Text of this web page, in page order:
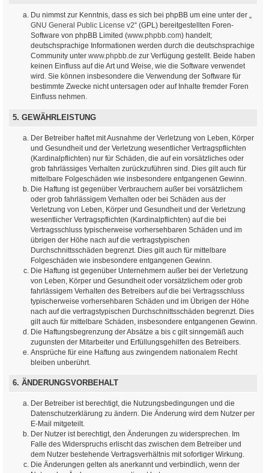
Du nimmst zur Kenntnis, dass es sich bei phpBB um eine unter der „
GNU General Public License v2“ (GPL) bereitgestellten Foren-
Software von phpBB Limited (www.phpbb.com) handelt;
deutschsprachige Informationen werden durch die deutschsprachige
Community unter www.phpbb.de zur Verfügung gestellt. Beide haben
keinen Einfluss auf die Art und Weise, wie die Software verwendet
wird. Sie können insbesondere die Verwendung der Software für
bestimmte Zwecke nicht untersagen oder auf Inhalte fremder Foren
Einfluss nehmen.
5. GEWÄHRLEISTUNG
Der Betreiber haftet mit Ausnahme der Verletzung von Leben, Körper
und Gesundheit und der Verletzung wesentlicher Vertragspflichten
(Kardinalpflichten) nur für Schäden, die auf ein vorsätzliches oder
grob fahrlässiges Verhalten zurückzuführen sind. Dies gilt auch für
mittelbare Folgeschäden wie insbesondere entgangenen Gewinn.
Die Haftung ist gegenüber Verbrauchern außer bei vorsätzlichem
oder grob fahrlässigem Verhalten oder bei Schäden aus der
Verletzung von Leben, Körper und Gesundheit und der Verletzung
wesentlicher Vertragspflichten (Kardinalpflichten) auf die bei
Vertragsschluss typischerweise vorhersehbaren Schäden und im
übrigen der Höhe nach auf die vertragstypischen
Durchschnittsschäden begrenzt. Dies gilt auch für mittelbare
Folgeschäden wie insbesondere entgangenen Gewinn.
Die Haftung ist gegenüber Unternehmern außer bei der Verletzung
von Leben, Körper und Gesundheit oder vorsätzlichem oder grob
fahrlässigem Verhalten des Betreibers auf die bei Vertragsschluss
typischerweise vorhersehbaren Schäden und im Übrigen der Höhe
nach auf die vertragstypischen Durchschnittsschäden begrenzt. Dies
gilt auch für mittelbare Schäden, insbesondere entgangenen Gewinn.
Die Haftungsbegrenzung der Absätze a bis c gilt sinngemäß auch
zugunsten der Mitarbeiter und Erfüllungsgehilfen des Betreibers.
Ansprüche für eine Haftung aus zwingendem nationalem Recht
bleiben unberührt.
6. ÄNDERUNGSVORBEHALT
Der Betreiber ist berechtigt, die Nutzungsbedingungen und die
Datenschutzerklärung zu ändern. Die Änderung wird dem Nutzer per
E-Mail mitgeteilt.
Der Nutzer ist berechtigt, den Änderungen zu widersprechen. Im
Falle des Widerspruchs erlischt das zwischen dem Betreiber und
dem Nutzer bestehende Vertragsverhältnis mit sofortiger Wirkung.
Die Änderungen gelten als anerkannt und verbindlich, wenn der